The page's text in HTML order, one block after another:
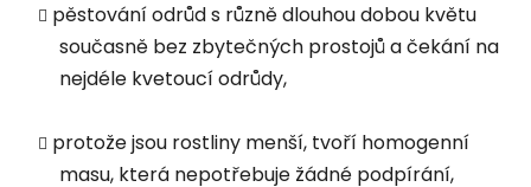
pěstování odrůd s různě dlouhou dobou květu
současně bez zbytečných prostojů a čekání na
nejdéle kvetoucí odrůdy,
protože jsou rostliny menší, tvoří homogenní
masu, která nepotřebuje žádné podpírání,